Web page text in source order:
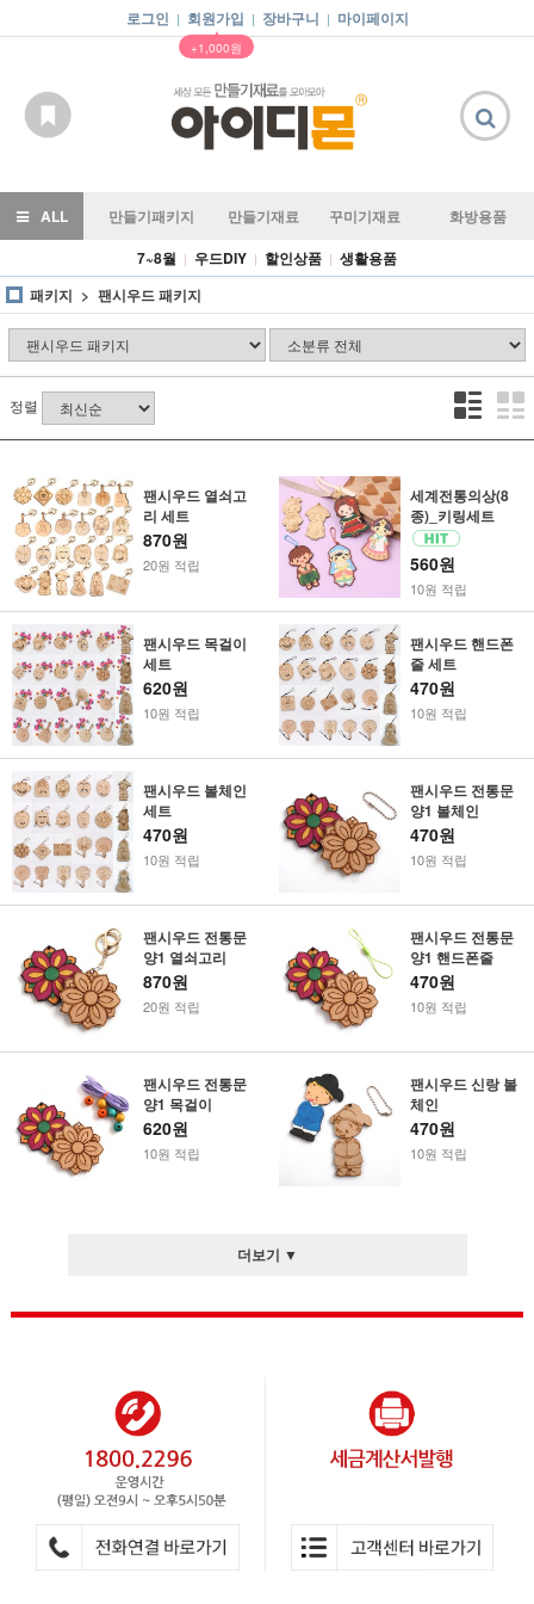
로그인 | 회원가입 |
▲
+1,000원
장바구니 | 마이페이지
ALL 만들기패키지 만들기재료 꾸미기재료
화방용품
7~8월 | 우드DIY | 할인상품 | 생활용품
패키지
팬시우드 패키지
정렬
팬시우드 열쇠고
리 세트
870원
20원 적립
세계전통의상(8
종)_키링세트
560원
10원 적립
팬시우드 목걸이
세트
620원
10원 적립
팬시우드 핸드폰
줄 세트
470원
10원 적립
팬시우드 볼체인
세트
470원
10원 적립
팬시우드 전통문
양1 볼체인
470원
10원 적립
팬시우드 전통문
양1 열쇠고리
870원
20원 적립
팬시우드 전통문
양1 핸드폰줄
470원
10원 적립
팬시우드 전통문
양1 목걸이
620원
10원 적립
팬시우드 신랑 볼
체인
470원
10원 적립
더보기 ▼